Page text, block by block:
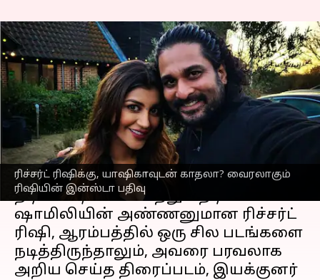
ரிச்சர்ட் ரிஷிக்கு, யாஷிகாவுடன் காதலா? வைரலாகும்
ரிஷியின் இன்ஸ்டா பதிவு
நடிகர் ரிச்சர்ட் ரிஷிக்கு,
'பிக் பாஸ்' யாஷிகாவுடன்
காதலா?
எழுதியவர் Venkatalakshmi V May 29, 2023
செய்தி முன்னோட்டம்
நடிகர் அஜித்தின்மைத்துனரும்,
நடிகை ஷாலினி மற்றும் நடிகை
ஷாமிலியின் அண்ணனுமான ரிச்சர்ட்
ரிஷி, ஆரம்பத்தில் ஒரு சில படங்களை
நடித்திருந்தாலும், அவரை பரவலாக
அறிய செய்த திரைப்படம், இயக்குனர்